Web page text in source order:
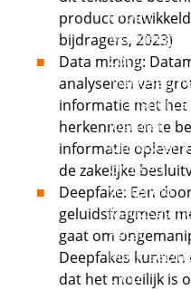
Groen
Zorg
Transport
logistiek
Orde en
veiligheid
Retail
CMD
product
bijdragers, 2023)
Data mining:
analyseren van
informatie met
herkennen en te
informatie
de zakelijke
Deepfake: Een
geluidsfragment
gaat om
Deepfakes
dat het moeilijk is